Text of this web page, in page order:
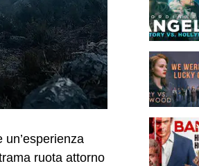
un’esperienza
ruota attorno